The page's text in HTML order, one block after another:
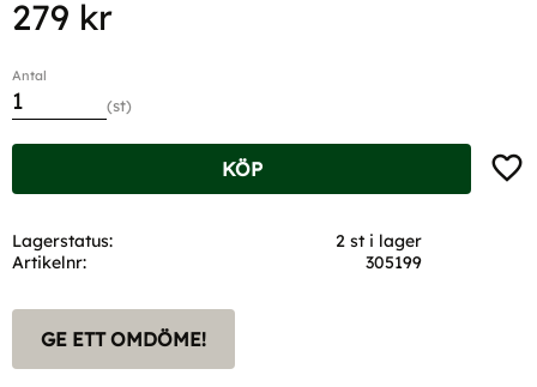
279 kr
Antal
st
KÖP
Lagerstatus
2 st i lager
Artikelnr
305199
GE ETT OMDÖME!